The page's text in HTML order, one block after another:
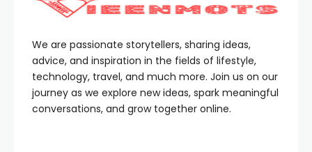
We are passionate storytellers, sharing ideas,
advice, and inspiration in the fields of lifestyle,
technology, travel, and much more. Join us on our
journey as we explore new ideas, spark meaningful
conversations, and grow together online.